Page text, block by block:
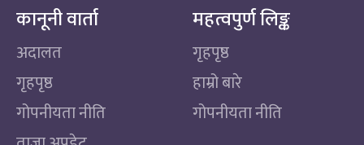
कानूनी वार्ता
अदालत
गृहपृष्ठ
गोपनीयता नीति
महत्वपुर्ण लिङ्क
गृहपृष्ठ
हाम्रो बारे
गोपनीयता नीति